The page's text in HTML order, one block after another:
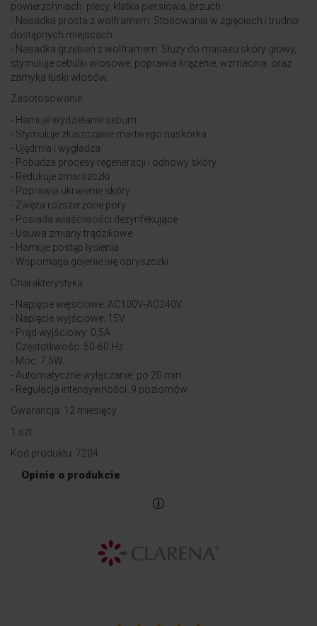
powierzchniach: plecy, klatka piersiowa, brzuch.
- Nasadka prosta z wolframem: Stosowania w zgięciach i trudno
dostępnych miejscach.
- Nasadka grzebień z wolframem: Służy do masażu skóry głowy,
stymuluje cebulki włosowe, poprawia krążenie, wzmacnia oraz
zamyka łuski włosów.
Zasotosowanie:
- Hamuje wydzielanie sebum
- Stymuluje złuszczanie martwego naskórka
- Ujędrnia i wygładza
- Pobudza procesy regeneracji i odnowy skóry
- Redukuje zmarszczki
- Poprawia ukrwienie skóry
- Zwęża rozszerzone pory
- Posiada właściwości dezynfekujące
- Usuwa zmiany trądzikowe
- Hamuje postęp łysienia
- Wspomaga gojenie się opryszczki
Charakterystyka:
- Napięcie wejściowe: AC100V-AC240V
- Napięcie wyjściowe: 15V
- Prąd wyjściowy: 0,5A
- Częstotliwość: 50-60 Hz
- Moc: 7,5W
- Automatyczne wyłączanie: po 20 min
- Regulacja intensywności: 9 poziomów
Gwarancja: 12 miesięcy
1 szt.
Kod produktu: 7204
Opinie o produkcie